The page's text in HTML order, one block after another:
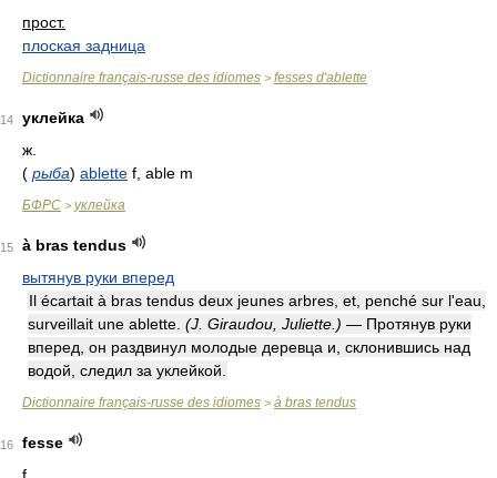
прост.
плоская задница
Dictionnaire français-russe des idiomes > fesses d'ablette
14
уклейка
ж.
( рыба) ablette f, able m
БФРС > уклейка
15
à bras tendus
вытянув руки вперед
Il écartait à bras tendus deux jeunes arbres, et, penché sur l'eau,
surveillait une ablette. (J. Giraudou, Juliette.) — Протянув руки
вперед, он раздвинул молодые деревца и, склонившись над
водой, следил за уклейкой.
Dictionnaire français-russe des idiomes > à bras tendus
16
fesse